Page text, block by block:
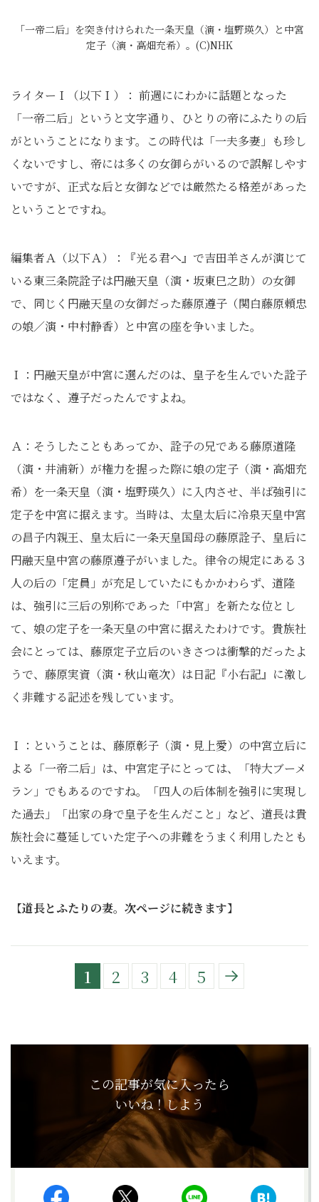
「一帝二后」を突き付けられた一条天皇（演・塩野瑛久）と中宮
定子（演・高畑充希）。(C)NHK
ライターＩ（以下Ｉ）： 前週ににわかに話題となった
「一帝二后」というと文字通り、ひとりの帝にふたりの后
がということになります。この時代は「一夫多妻」も珍し
くないですし、帝には多くの女御らがいるので誤解しやす
いですが、正式な后と女御などでは厳然たる格差があった
ということですね。
編集者Ａ（以下Ａ）：『光る君へ』で吉田羊さんが演じて
いる東三条院詮子は円融天皇（演・坂東巳之助）の女御
で、同じく円融天皇の女御だった藤原遵子（関白藤原頼忠
の娘／演・中村静香）と中宮の座を争いました｡
Ｉ：円融天皇が中宮に選んだのは、皇子を生んでいた詮子
ではなく、遵子だったんですよね。
Ａ：そうしたこともあってか、詮子の兄である藤原道隆
（演・井浦新）が権力を握った際に娘の定子（演・高畑充
希）を一条天皇（演・塩野瑛久）に入内させ、半ば強引に
定子を中宮に据えます。当時は、太皇太后に冷泉天皇中宮
の昌子内親王、皇太后に一条天皇国母の藤原詮子、皇后に
円融天皇中宮の藤原遵子がいました。律令の規定にある３
人の后の「定員」が充足していたにもかかわらず、道隆
は、強引に三后の別称であった「中宮」を新たな位とし
て、娘の定子を一条天皇の中宮に据えたわけです。貴族社
会にとっては、藤原定子立后のいきさつは衝撃的だったよ
うで、藤原実資（演・秋山竜次）は日記『小右記』に激し
く非難する記述を残しています。
Ｉ：ということは、藤原彰子（演・見上愛）の中宮立后に
よる「一帝二后」は、中宮定子にとっては、「特大ブーメ
ラン」でもあるのですね。「四人の后体制を強引に実現し
た過去」「出家の身で皇子を生んだこと」など、道長は貴
族社会に蔓延していた定子への非難をうまく利用したとも
いえます。
【道長とふたりの妻。次ページに続きます】
1 2 3 4 5
この記事が気に入ったら
いいね！しよう